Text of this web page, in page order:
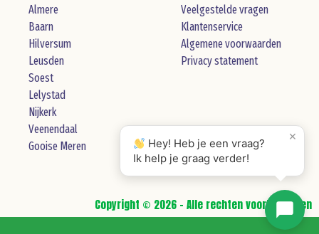
Almere
Baarn
Hilversum
Leusden
Soest
Lelystad
Nijkerk
Veenendaal
Gooise Meren
Veelgestelde vragen
Klantenservice
Algemene voorwaarden
Privacy statement
Copyright © 2026 - Alle rechten voorbehouden
×
Hey! Heb je een vraag?
Ik help je graag verder!